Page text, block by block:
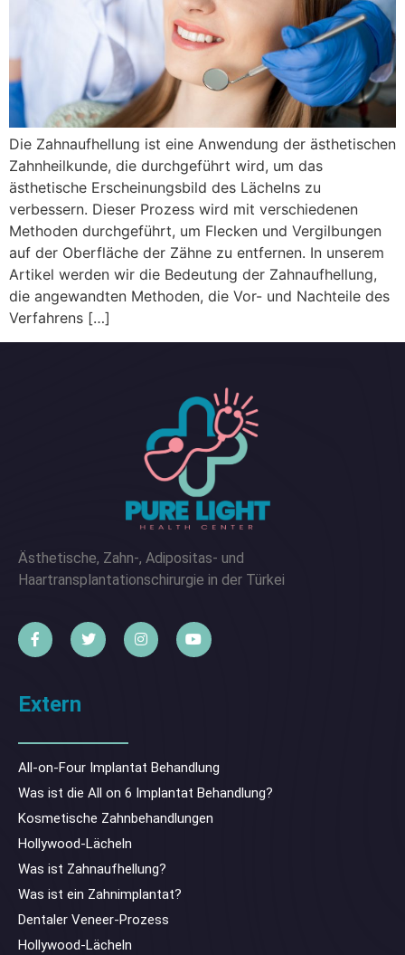
Die Zahnaufhellung ist eine Anwendung der ästhetischen
Zahnheilkunde, die durchgeführt wird, um das
ästhetische Erscheinungsbild des Lächelns zu
verbessern. Dieser Prozess wird mit verschiedenen
Methoden durchgeführt, um Flecken und Vergilbungen
auf der Oberfläche der Zähne zu entfernen. In unserem
Artikel werden wir die Bedeutung der Zahnaufhellung,
die angewandten Methoden, die Vor- und Nachteile des
Verfahrens […]
Ästhetische, Zahn-, Adipositas- und
Haartransplantationschirurgie in der Türkei
Extern
All-on-Four Implantat Behandlung
Was ist die All on 6 Implantat Behandlung?
Kosmetische Zahnbehandlungen
Hollywood-Lächeln
Was ist Zahnaufhellung?
Was ist ein Zahnimplantat?
Dentaler Veneer-Prozess
Hollywood-Lächeln